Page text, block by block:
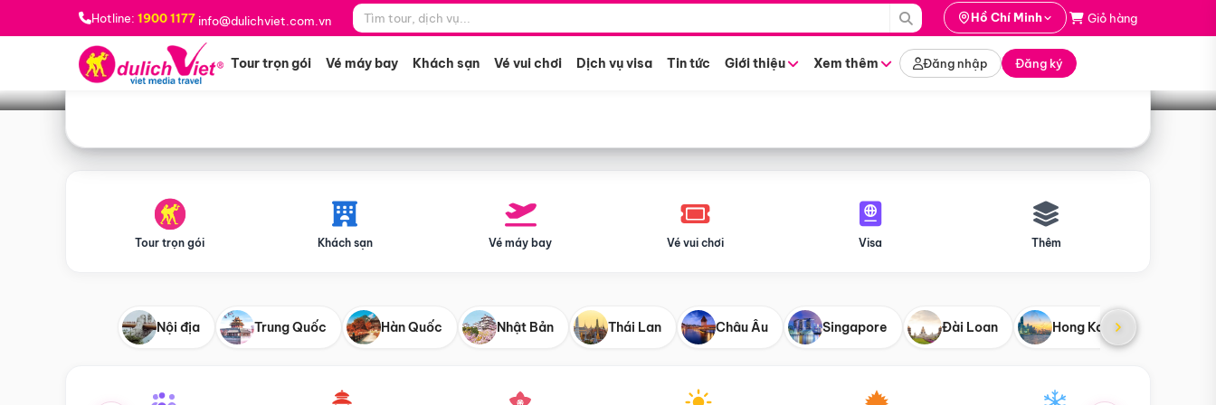
Hotline: 1900 1177 info@dulichviet.com.vn Hồ Chí Minh Giỏ hàng
Tour trọn gói Vé máy bay Khách sạn Vé vui chơi Dịch vụ visa Tin tức Giới thiệu Xem thêm Đăng nhập Đăng ký
Bạn muốn đi đâu? *
Tìm tour
Tour trọn gói Khách sạn Vé máy bay Vé vui chơi Visa Thêm
Nội địa Trung Quốc Hàn Quốc Nhật Bản Thái Lan Châu Âu Singapore Đài Loan Hong Kong